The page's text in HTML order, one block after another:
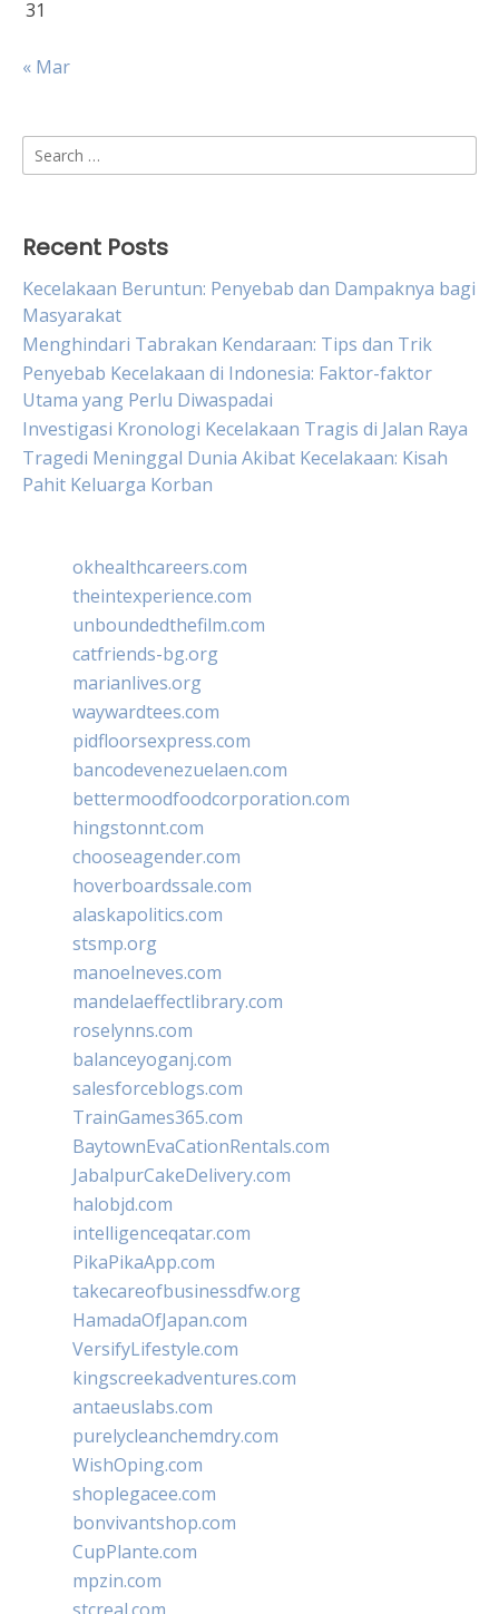
31
« Mar
Search
for:
Recent Posts
Kecelakaan Beruntun: Penyebab dan Dampaknya bagi
Masyarakat
Menghindari Tabrakan Kendaraan: Tips dan Trik
Penyebab Kecelakaan di Indonesia: Faktor-faktor
Utama yang Perlu Diwaspadai
Investigasi Kronologi Kecelakaan Tragis di Jalan Raya
Tragedi Meninggal Dunia Akibat Kecelakaan: Kisah
Pahit Keluarga Korban
okhealthcareers.com
theintexperience.com
unboundedthefilm.com
catfriends-bg.org
marianlives.org
waywardtees.com
pidfloorsexpress.com
bancodevenezuelaen.com
bettermoodfoodcorporation.com
hingstonnt.com
chooseagender.com
hoverboardssale.com
alaskapolitics.com
stsmp.org
manoelneves.com
mandelaeffectlibrary.com
roselynns.com
balanceyoganj.com
salesforceblogs.com
TrainGames365.com
BaytownEvaCationRentals.com
JabalpurCakeDelivery.com
halobjd.com
intelligenceqatar.com
PikaPikaApp.com
takecareofbusinessdfw.org
HamadaOfJapan.com
VersifyLifestyle.com
kingscreekadventures.com
antaeuslabs.com
purelycleanchemdry.com
WishOping.com
shoplegacee.com
bonvivantshop.com
CupPlante.com
mpzin.com